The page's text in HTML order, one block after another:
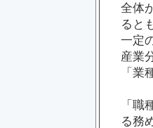
全体
ると
一定
産業
「業
「職
る務